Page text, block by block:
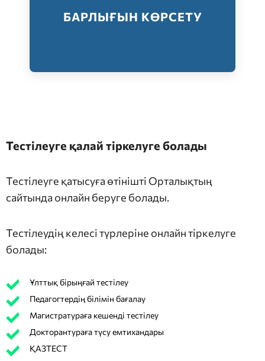
БАРЛЫҒЫН КӨРСЕТУ
Барлығын көрсету
Тестілеуге қалай тіркелуге болады
Тестілеуге қатысуға өтінішті Орталықтың
сайтында онлайн беруге болады.
Тестілеудің келесі түрлеріне онлайн тіркелуге
болады:
Ұлттық бірыңғай тестілеу
Педагогтердің білімін бағалау
Магистратураға кешенді тестілеу
Докторантураға түсу емтихандары
ҚАЗТЕСТ